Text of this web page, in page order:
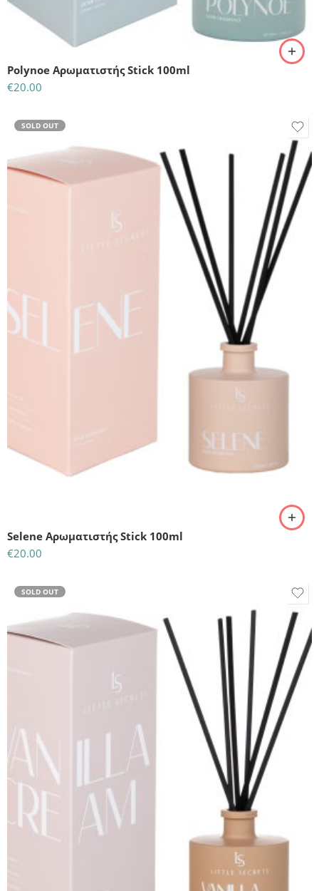
Polynoe Αρωματιστής Stick 100ml
€20.00
SOLD OUT
Selene Αρωματιστής Stick 100ml
€20.00
SOLD OUT